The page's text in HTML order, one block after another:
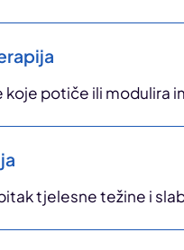
koje potiče ili modulira
tjelesne težine i